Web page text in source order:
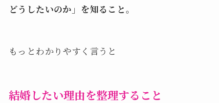
どうしたいのか」を知ること。
もっとわかりやすく言うと
結婚したい理由を整理すること